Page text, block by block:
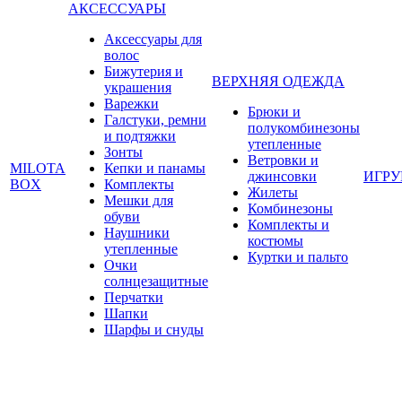
MILOTA
BOX
АКСЕССУАРЫ
Аксессуары для
волос
Бижутерия и
украшения
Варежки
Галстуки, ремни
и подтяжки
Зонты
Кепки и панамы
Комплекты
Мешки для
обуви
Наушники
утепленные
Очки
солнцезащитные
Перчатки
Шапки
Шарфы и снуды
ВЕРХНЯЯ ОДЕЖДА
Брюки и
полукомбинезоны
утепленные
Ветровки и
джинсовки
Жилеты
Комбинезоны
Комплекты и
костюмы
Куртки и пальто